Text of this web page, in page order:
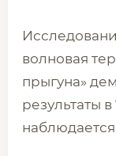
волновая
прыгуна»
результаты